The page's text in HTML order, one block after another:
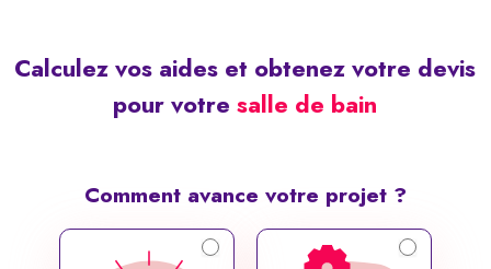
Calculez vos aides et obtenez votre devis
pour votresalle de bain
Comment avance votre projet ?